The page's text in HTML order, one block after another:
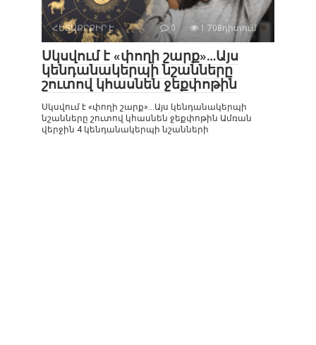
ՀԵՏԱՔՐՔԻՐ Է 0 1 708դիտում
Սկսվում է «փողի շարք»…Այս
կենդանակերպի նշանները
շուտով կհասնեն ջեքփոթին
Սկսվում է «փողի շարք»…Այս կենդանակերպի
նշանները շուտով կհասնեն ջեքփոթին Ամռան
վերջին 4 կենդանակերպի նշանների